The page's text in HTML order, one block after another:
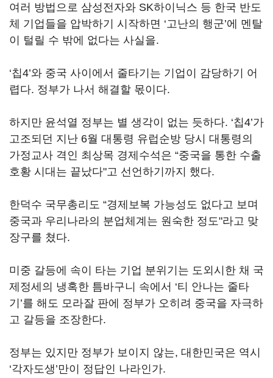
여러 방법으로 삼성전자와 SK하이닉스 등 한국 반도
체 기업들을 압박하기 시작하면 ‘고난의 행군’에 멘탈
이 털릴 수 밖에 없다는 사실을.
‘칩4’와 중국 사이에서 줄타기는 기업이 감당하기 어
렵다. 정부가 나서 해결할 몫이다.
하지만 윤석열 정부는 별 생각이 없는 듯하다. ‘칩4’가
고조되던 지난 6월 대통령 유럽순방 당시 대통령의
가정교사 격인 최상목 경제수석은 “중국을 통한 수출
호황 시대는 끝났다"고 선언하기까지 했다.
한덕수 국무총리도 “경제보복 가능성도 없다고 보며
중국과 우리나라의 분업체계는 원숙한 정도"라고 맞
장구를 쳤다.
미중 갈등에 속이 타는 기업 분위기는 도외시한 채 국
제정세의 냉혹한 틈바구니 속에서 ‘티 안나는 줄타
기’를 해도 모라잘 판에 정부가 오히려 중국을 자극하
고 갈등을 조장한다.
정부는 있지만 정부가 보이지 않는, 대한민국은 역시
‘각자도생’만이 정답인 나라인가.